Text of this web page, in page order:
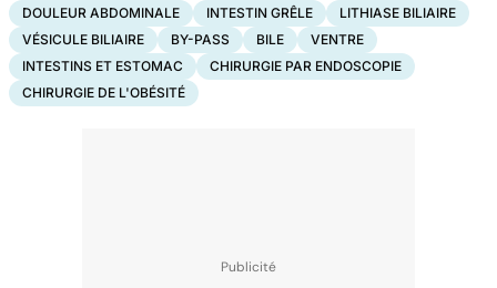
DOULEUR ABDOMINALE INTESTIN GRÊLE
LITHIASE BILIAIRE
VÉSICULE BILIAIRE
BY-PASS BILE
VENTRE
INTESTINS ET ESTOMAC
CHIRURGIE PAR ENDOSCOPIE
CHIRURGIE DE L'OBÉSITÉ